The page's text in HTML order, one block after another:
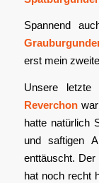
Spannend
erst mein
Unsere
Reverchonwar
hatte natürlich
und saftigen
enttäuscht. Der
hat noch recht